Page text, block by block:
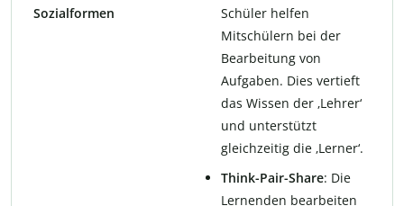
Sozialformen
Schüler helfen
Mitschülern bei der
Bearbeitung von
Aufgaben. Dies vertieft
das Wissen der ‚Lehrer‘
und unterstützt
gleichzeitig die ‚Lerner‘.
Think-Pair-Share: Die
Lernenden bearbeiten